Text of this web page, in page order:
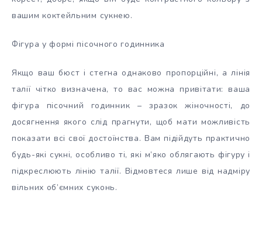
вашим коктейльним сукнею.
Фігура у формі пісочного годинника
Якщо ваш бюст і стегна однаково пропорційні, а лінія
талії чітко визначена, то вас можна привітати: ваша
фігура пісочний годинник – зразок жіночності, до
досягнення якого слід прагнути, щоб мати можливість
показати всі свої достоїнства. Вам підійдуть практично
будь-які сукні, особливо ті, які м’яко облягають фігуру і
підкреслюють лінію талії. Відмовтеся лише від надміру
вільних об’ємних суконь.